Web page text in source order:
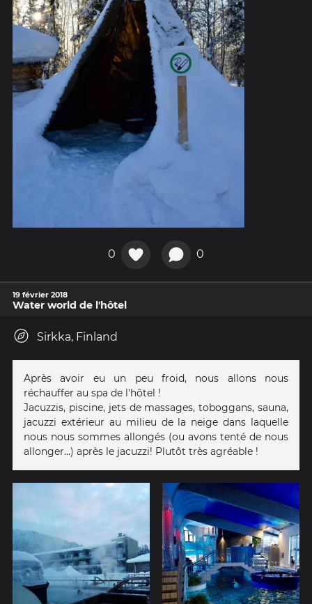
0 0
19 février 2018
Water world de l'hôtel
Sirkka, Finland
Après avoir eu un peu froid, nous allons nous
réchauffer au spa de l'hôtel !
Jacuzzis, piscine, jets de massages, toboggans, sauna,
jacuzzi extérieur au milieu de la neige dans laquelle
nous nous sommes allongés (ou avons tenté de nous
allonger...) après le jacuzzi! Plutôt très agréable !